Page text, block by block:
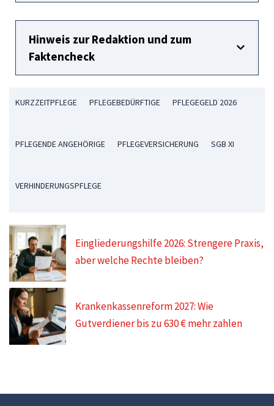
Hinweis zur Redaktion und zum
Faktencheck
KURZZEITPFLEGE PFLEGEBEDÜRFTIGE PFLEGEGELD 2026
PFLEGENDE ANGEHÖRIGE PFLEGEVERSICHERUNG SGB XI
VERHINDERUNGSPFLEGE
Eingliederungshilfe 2026: Strengere Praxis,
aber welche Rechte bleiben?
Krankenkassenreform 2027: Wie
Gutverdiener bis zu 630 € mehr zahlen